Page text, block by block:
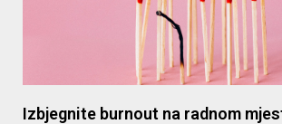
Izbjegnite burnout na radnom